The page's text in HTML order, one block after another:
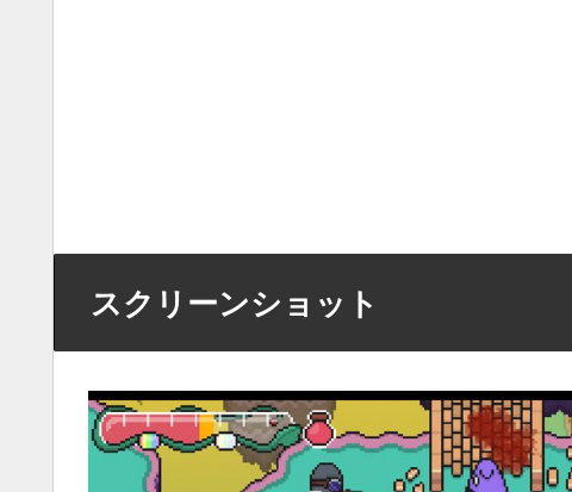
スクリーンショット